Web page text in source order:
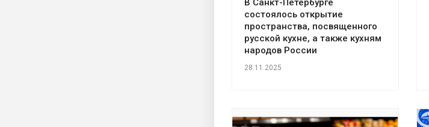
В Санкт-Петербурге
состоялось открытие
пространства, посвященного
русской кухне, а также кухням
народов России
28.11.2025